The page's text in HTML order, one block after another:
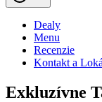
Dealy
Menu
Recenzie
Kontakt a
Exkluzívne